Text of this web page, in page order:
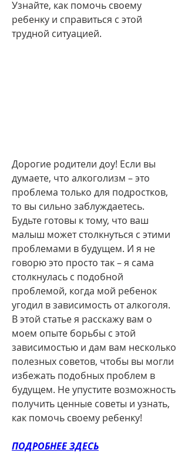
Узнайте, как помочь своему
ребенку и справиться с этой
трудной ситуацией.
Дорогие родители доу! Если вы
думаете, что алкоголизм – это
проблема только для подростков,
то вы сильно заблуждаетесь.
Будьте готовы к тому, что ваш
малыш может столкнуться с этими
проблемами в будущем. И я не
говорю это просто так – я сама
столкнулась с подобной
проблемой, когда мой ребенок
угодил в зависимость от алкоголя.
В этой статье я расскажу вам о
моем опыте борьбы с этой
зависимостью и дам вам несколько
полезных советов, чтобы вы могли
избежать подобных проблем в
будущем. Не упустите возможность
получить ценные советы и узнать,
как помочь своему ребенку!
ПОДРОБНЕЕ ЗДЕСЬ